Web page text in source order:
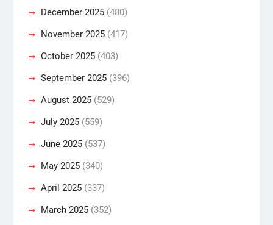
December 2025(480)
November 2025(417)
October 2025(403)
September 2025(396)
August 2025(529)
July 2025(559)
June 2025(537)
May 2025(340)
April 2025(337)
March 2025(352)